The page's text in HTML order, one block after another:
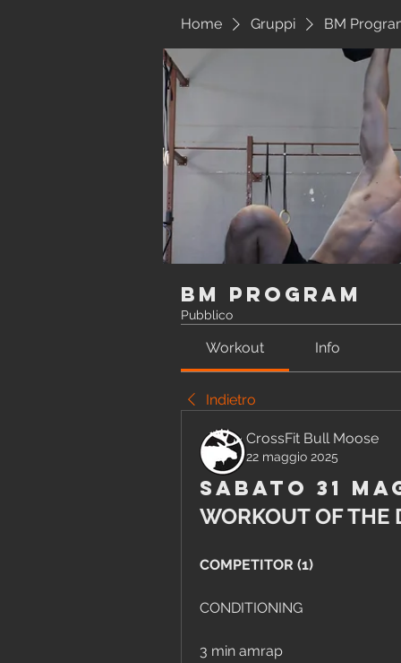
Home Gruppi BM
BM Program
Pubblico
Workout Info
Indietro
CrossFit Bull Moose
22 maggio 2025
Sabato 31
WORKOUT OF THE
COMPETITOR (1)
CONDITIONING
3 min amrap